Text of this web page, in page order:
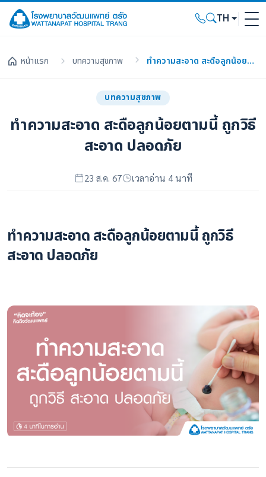
TH
หน้าแรก บทความสุขภาพ ทำความสะอาด สะดือลูกน้อยตามนี้ ถูกวิธี สะอาด ปลอดภัย
บทความสุขภาพ
ทำความสะอาด สะดือลูกน้อยตามนี้ ถูกวิธี
สะอาด ปลอดภัย
23 ส.ค. 67 เวลาอ่าน 4 นาที
ทำความสะอาด สะดือลูกน้อยตามนี้ ถูกวิธี
สะอาด ปลอดภัย